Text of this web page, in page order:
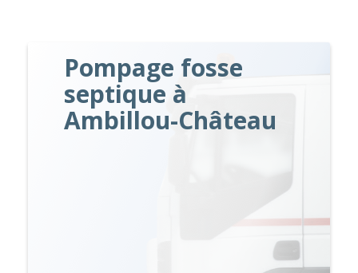
Pompage fosse
septique à
Ambillou-Château